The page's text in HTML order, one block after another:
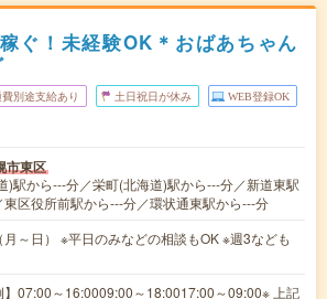
ぐ！未経験OK＊おばあちゃん
費別途支給あり 土日祝日が休み WEB登録OK
市東区
)駅から---分／栄町(北海道)駅から---分／新道東駅
東区役所前駅から---分／環状通東駅から---分
月～日） ※平日のみなどの相談もOK ※週3なども
】07:00～16:0009:00～18:0017:00～09:00※ 上記